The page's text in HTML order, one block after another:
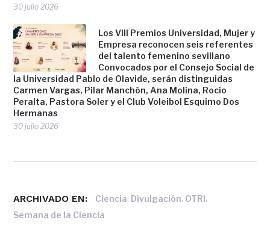
30 julio 2026
Los VIII Premios Universidad, Mujer y
Empresa reconocen seis referentes
del talento femenino sevillano
Convocados por el Consejo Social de
la Universidad Pablo de Olavide, serán distinguidas
Carmen Vargas, Pilar Manchón, Ana Molina, Rocío
Peralta, Pastora Soler y el Club Voleibol Esquimo Dos
Hermanas
30 julio 2026
ARCHIVADO EN: Ciencia, Divulgación, OTRI,
Semana de la Ciencia